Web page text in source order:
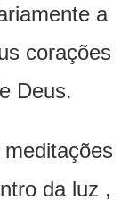
a
corações
Deus.
da luz ,